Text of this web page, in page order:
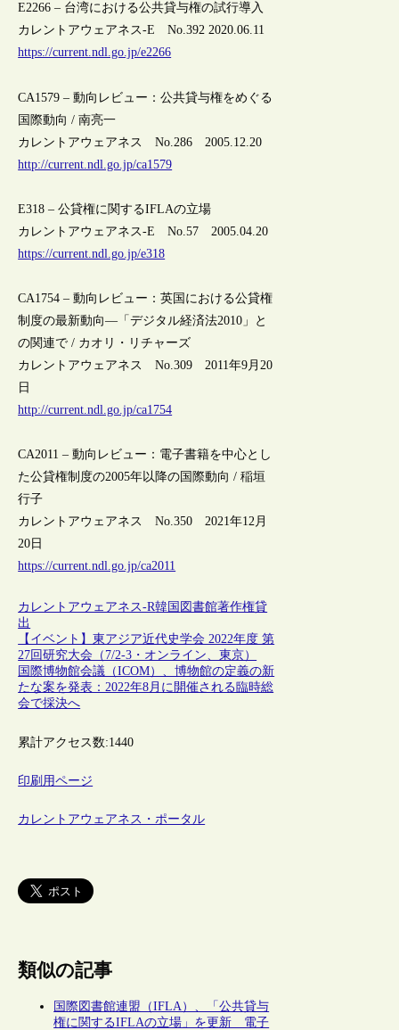
E2266 – 台湾における公共貸与権の試行導入
カレントアウェアネス-E No.392 2020.06.11
https://current.ndl.go.jp/e2266
CA1579 – 動向レビュー：公共貸与権をめぐる
国際動向 / 南亮一
カレントアウェアネス No.286 2005.12.20
http://current.ndl.go.jp/ca1579
E318 – 公貸権に関するIFLAの立場
カレントアウェアネス-E No.57 2005.04.20
https://current.ndl.go.jp/e318
CA1754 – 動向レビュー：英国における公貸権
制度の最新動向―「デジタル経済法2010」と
の関連で / カオリ・リチャーズ
カレントアウェアネス No.309 2011年9月20
日
http://current.ndl.go.jp/ca1754
CA2011 – 動向レビュー：電子書籍を中心とし
た公貸権制度の2005年以降の国際動向 / 稲垣
行子
カレントアウェアネス No.350 2021年12月
20日
https://current.ndl.go.jp/ca2011
カレントアウェアネス-R韓国 図書館著作権貸
出
【イベント】東アジア近代史学会 2022年度 第
27回研究大会（7/2-3・オンライン、東京）
国際博物館会議（ICOM）、博物館の定義の新
たな案を発表：2022年8月に開催される臨時総
会で採決へ
累計アクセス数:1440
印刷用ページ
カレントアウェアネス・ポータル
類似の記事
国際図書館連盟（IFLA）、「公共貸与
権に関するIFLAの立場」を更新 電子